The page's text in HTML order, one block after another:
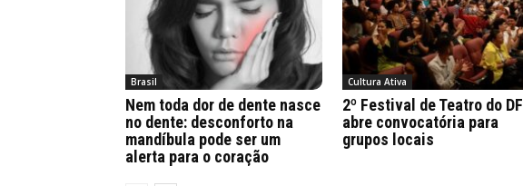
Brasil
Nem toda dor de dente nasce
no dente: desconforto na
mandíbula pode ser um
alerta para o coração
Cultura Ativa
2º Festival de Teatro do DF
abre convocatória para
grupos locais